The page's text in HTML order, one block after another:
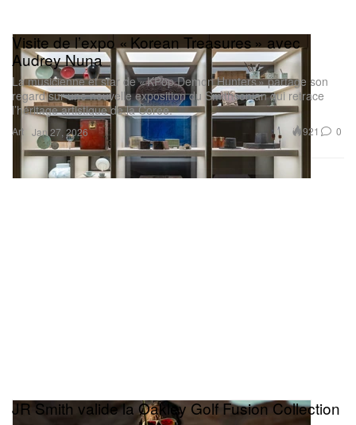
Art
Visite de l’expo « Korean Treasures » avec
Audrey Nuna
La musicienne et star de « KPop Demon Hunters » partage son
regard sur une nouvelle exposition du Smithsonian qui retrace
l’héritage artistique de la Corée.
Jan 27, 2026 921 0
JR Smith valide la Oakley Golf Fusion Collection